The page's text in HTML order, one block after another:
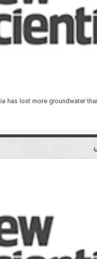
has lost more groundwater